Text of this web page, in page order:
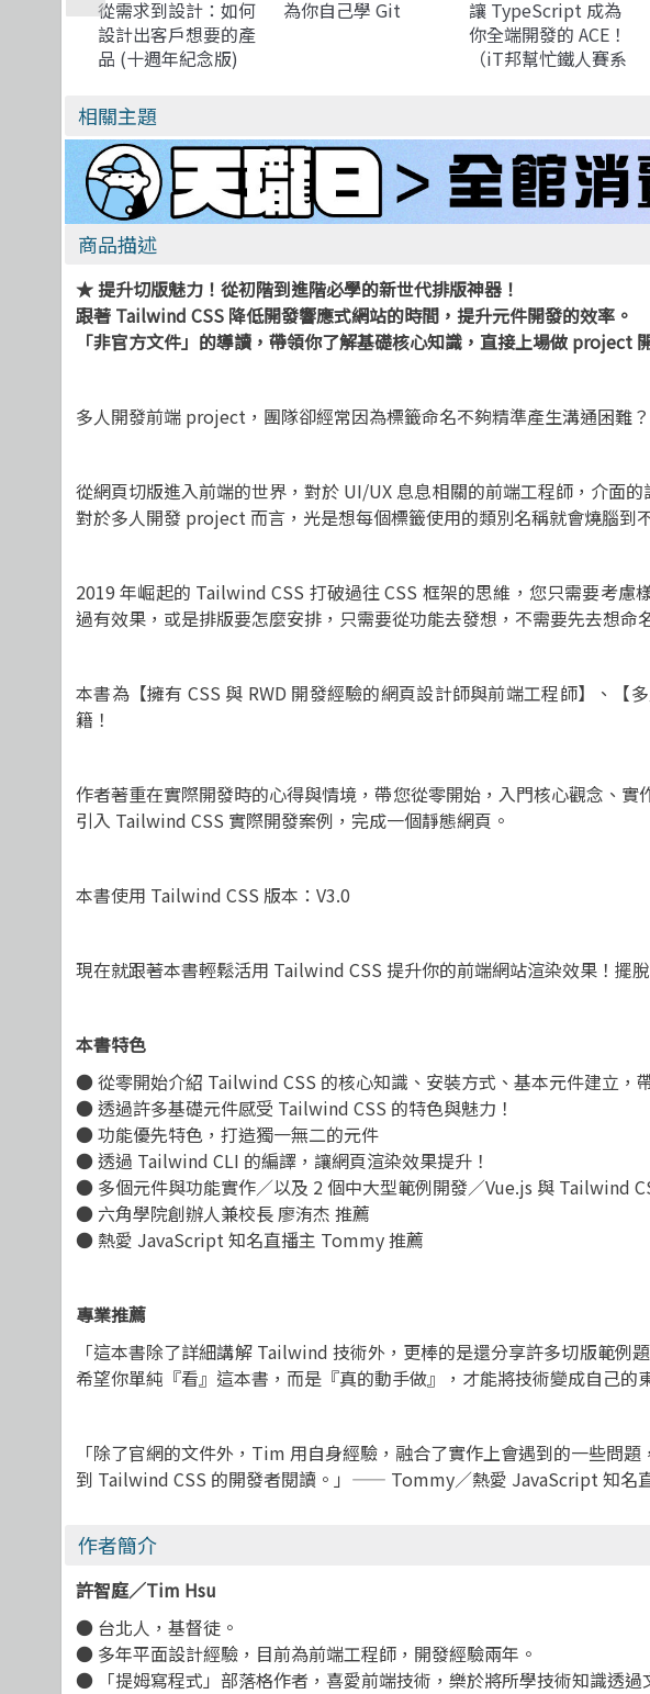
從需求到設計：如何
設計出客戶想要的產
品 (十週年紀念版)
Requirements:
Quality Before
Design)
為你自己學 Git
讓 TypeScript 成為
你全端開發的 ACE！
（iT邦幫忙鐵人賽系
相關主題
商品描述
★ 提升切版魅力！從初階到進階必學的新世代排版神器！
跟著 Tailwind CSS 降低開發響應式網站的時間，提升元件開發的效率。
「非官方文件」的導讀，帶領你了解基礎核心知識，直接上場做 project
多人開發前端 project，團隊卻經常因為標籤命名不夠精準產生溝通困難？
從網頁切版進入前端的世界，對於 UI/UX 息息相關的前端工程師，介面
對於多人開發 project 而言，光是想每個標籤使用的類別名稱就會燒腦到
2019年崛起的 Tailwind CSS 打破過往 CSS 框架的思維，您只需要考
過有效果，或是排版要怎麼安排，只需要從功能去發想，不需要先去想命
本書為【擁有 CSS 與 RWD 開發經驗的網頁設計師與前端工程師】、
籍！
作者著重在實際開發時的心得與情境，帶您從零開始，入門核心觀念、
引入 Tailwind CSS 實際開發案例，完成一個靜態網頁。
本書使用 Tailwind CSS 版本：V3.0
現在就跟著本書輕鬆活用 Tailwind CSS 提升你的前端網站渲染效果！擺
本書特色
● 從零開始介紹 Tailwind CSS 的核心知識、安裝方式、基本元件建立，
● 透過許多基礎元件感受 Tailwind CSS 的特色與魅力！
● 功能優先特色，打造獨一無二的元件
● 透過 Tailwind CLI 的編譯，讓網頁渲染效果提升！
● 多個元件與功能實作／以及 2 個中大型範例開發／Vue.js 與 Tailwind
● 六角學院創辦人兼校長 廖洧杰 推薦
● 熱愛 JavaScript 知名直播主 Tommy 推薦
專業推薦
「這本書除了詳細講解 Tailwind 技術外，更棒的是還分享許多切版範
希望你單純『看』這本書，而是『真的動手做』，才能將技術變成自己
「除了官網的文件外，Tim 用自身經驗，融合了實作上會遇到的一些問
到 Tailwind CSS 的開發者閱讀。」—— Tommy／熱愛 JavaScript 知名
作者簡介
許智庭／Tim Hsu
● 台北人，基督徒。
● 多年平面設計經驗，目前為前端工程師，開發經驗兩年。
● 「提姆寫程式」部落格作者，喜愛前端技術，樂於將所學技術知識透過